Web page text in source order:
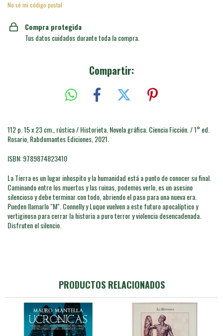
No sé mi código postal
Compra protegida
Tus datos cuidados durante toda la compra.
Compartir:
112 p. 15 x 23 cm., rústica / Historieta. Novela gráfica. Ciencia Ficción. / 1° ed.
Rosario, Rabdomantes Ediciones, 2021.
ISBN: 9789874823410
La Tierra es un lugar inhospito y la humanidad está a punto de conocer su final.
Caminando entre los muertos y las ruinas, podemos verlo, es un asesino
silencioso y debe terminar con todo, abriendo el paso para una nueva era.
Pueden Ilamarlo "M". Connelly y Luque vuelven a este futuro apocalíptico y
vertiginoso para cerrar la historia a puro terror y violencia desencadenada.
Disfruten el silencio.
PRODUCTOS RELACIONADOS